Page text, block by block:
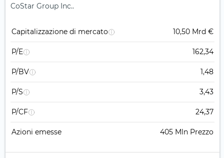
CoStar Group Inc..
Capitalizzazione di mercato 10,50 Mrd €
P/E 162,34
P/BV 1,48
P/S 3,43
P/CF 24,37
Azioni emesse 405 Mln Prezzo